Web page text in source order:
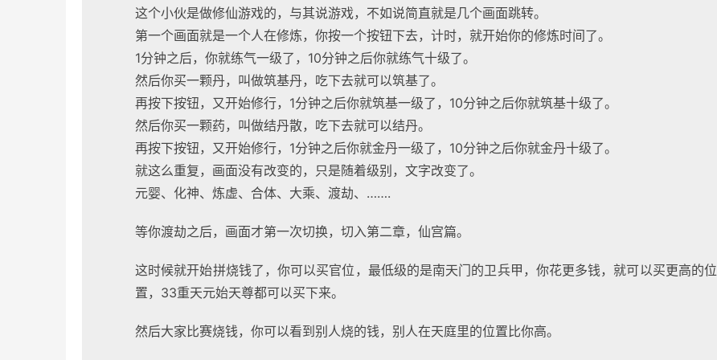
这个小伙是做修仙游戏的，与其说游戏，不如说简直就是几个画面跳转。
第一个画面就是一个人在修炼，你按一个按钮下去，计时，就开始你的修炼时间了。
1分钟之后，你就练气一级了，10分钟之后你就练气十级了。
然后你买一颗丹，叫做筑基丹，吃下去就可以筑基了。
再按下按钮，又开始修行，1分钟之后你就筑基一级了，10分钟之后你就筑基十级了。
然后你买一颗药，叫做结丹散，吃下去就可以结丹。
再按下按钮，又开始修行，1分钟之后你就金丹一级了，10分钟之后你就金丹十级了。
就这么重复，画面没有改变的，只是随着级别，文字改变了。
元婴、化神、炼虚、合体、大乘、渡劫、…….
等你渡劫之后，画面才第一次切换，切入第二章，仙宫篇。
这时候就开始拼烧钱了，你可以买官位，最低级的是南天门的卫兵甲，你花更多钱，就可以买更高的位
置，33重天元始天尊都可以买下来。
然后大家比赛烧钱，你可以看到别人烧的钱，别人在天庭里的位置比你高。